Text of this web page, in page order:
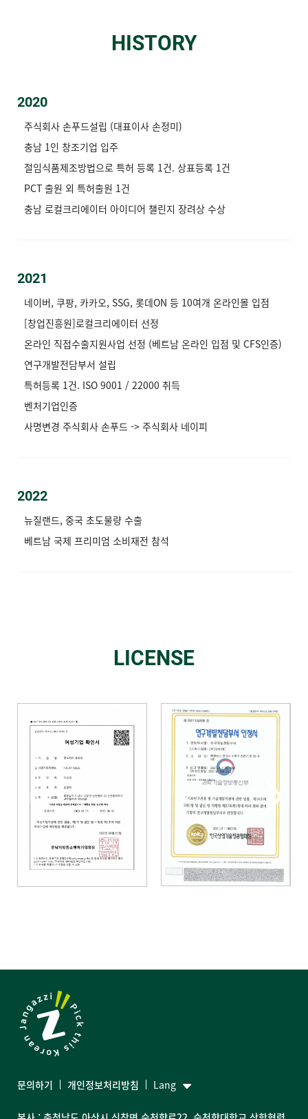
HISTORY
2020
주식회사 손푸드설립 (대표이사 손정미)
충남 1인 창조기업 입주
절임식품제조방법으로 특허 등록 1건. 상표등록 1건
PCT 출원 외 특허출원 1건
충남 로컬크리에이터 아이디어 챌린지 장려상 수상
2021
네이버, 쿠팡, 카카오, SSG, 롯데ON 등 10여개 온라인몰 입점
[창업진흥원]로컬크리에이터 선정
온라인 직접수출지원사업 선정 (베트남 온라인 입점 및 CFS인증)
연구개발전담부서 설립
특허등록 1건. ISO 9001 / 22000 취득
벤처기업인증
사명변경 주식회사 손푸드 -> 주식회사 네이피
2022
뉴질랜드, 중국 초도물량 수출
베트남 국제 프리미엄 소비재전 참석
LICENSE
문의하기 개인정보처리방침 Lang